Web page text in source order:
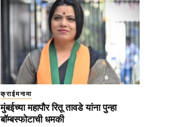
क्राईमनामा
मुंबईच्या महापौर रितू तावडे यांना पुन्हा
बॉम्बस्फोटाची धमकी